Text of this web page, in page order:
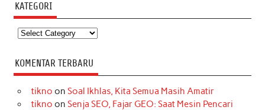
KATEGORI
Kategori
KOMENTAR TERBARU
tikno on Soal Ikhlas, Kita Semua Masih Amatir
tikno on Senja SEO, Fajar GEO: Saat Mesin Pencari